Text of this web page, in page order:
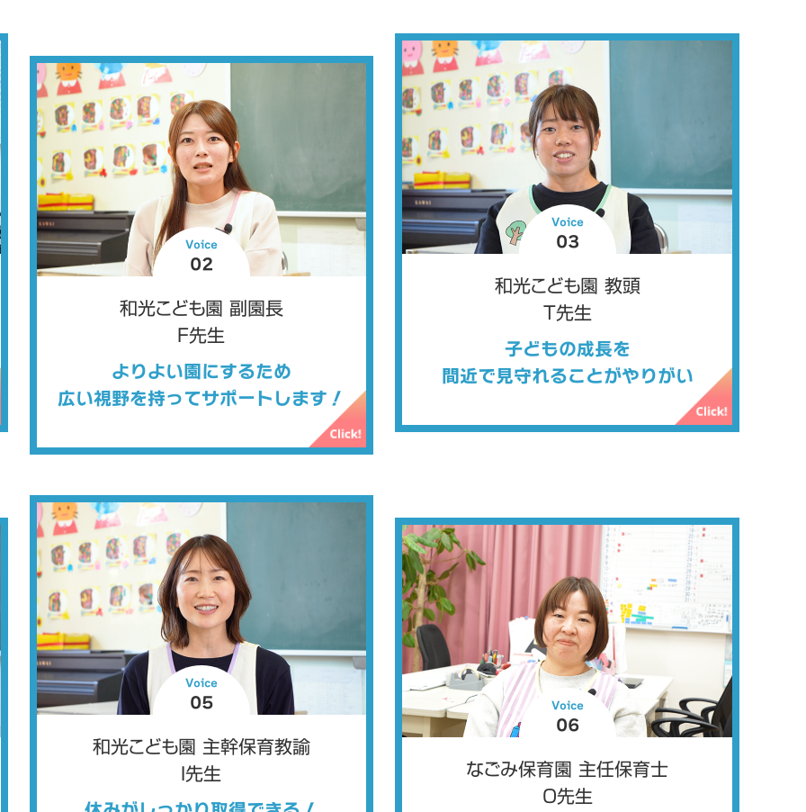
Voice
02
和光こども園 副園長
F先生
よりよい園にするため
広い視野を持ってサポートします！
Voice
03
和光こども園 教頭
T先生
子どもの成長を
間近で見守れることがやりがい
Voice
05
和光こども園 主幹保育教諭
I先生
Voice
06
なごみ保育園 主任保育士
O先生